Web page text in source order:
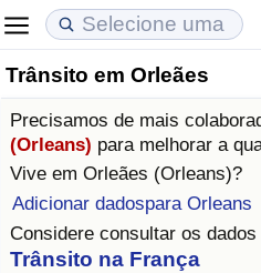
Trânsito em Orleães
Precisamos de mais
(Orleans) para melhorar a
Vive em Orleães (Orleans)?
Adicionar dadospara Orleans
Considere consultar os
Trânsito na França
Custo de Vida
Indicador de Custo de Vida
Indicador de Custo de Vida
Indicador de Custo de Vida
Preços de Imóveis
Indicador de Preços de
Indicador de Preços de
Indicador de Preços de
Qualidade de Vida
Indicador de Qualidade de
Indicador de Qualidade de
Índice de qualidade de vida